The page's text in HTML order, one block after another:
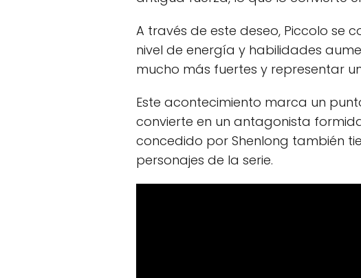
A través de este deseo, Piccolo se
nivel de energía y habilidades
mucho más fuertes y representar
Este acontecimiento marca un
convierte en un antagonista
concedido por Shenlong también
personajes de la serie.